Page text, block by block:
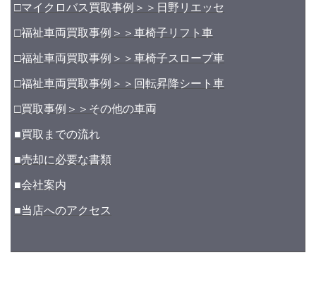
□マイクロバス買取事例＞＞日野リエッセ
□福祉車両買取事例＞＞車椅子リフト車
□福祉車両買取事例＞＞車椅子スロープ車
□福祉車両買取事例＞＞回転昇降シート車
□買取事例＞＞その他の車両
■買取までの流れ
■売却に必要な書類
■会社案内
■当店へのアクセス